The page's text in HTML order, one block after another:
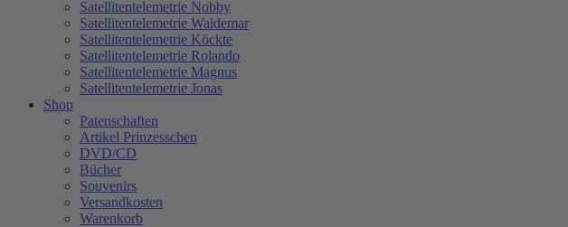
Satellitentelemetrie Nobby
Satellitentelemetrie Waldemar
Satellitentelemetrie Köckte
Satellitentelemetrie Rolando
Satellitentelemetrie Magnus
Satellitentelemetrie Jonas
Shop
Patenschaften
Artikel Prinzesschen
DVD/CD
Bücher
Souvenirs
Versandkosten
Warenkorb